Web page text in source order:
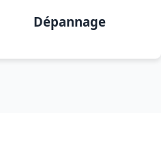
Dépannage